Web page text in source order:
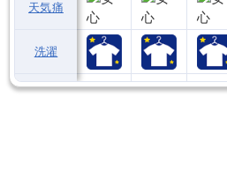
天気痛
洗濯